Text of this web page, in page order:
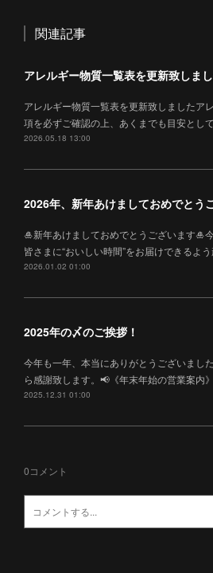
関連記事
アレルギー物質一覧表を更新致しま
アレルギー物質一覧表を更新致しましたア
項を必ずご確認の上、あくまでも目安とし
2026.05.18 13:00
🎍新年あけましておめでとうございます🎍
皆さまに“おいしい時間”をお届けできるよ
2026.01.02 01:00
2025年の〆のご挨拶！
今年も一年、本当にありがとうございまし
ら感謝致します。📢《年末年始の営業案内
2025.12.31 01:00
0コメント